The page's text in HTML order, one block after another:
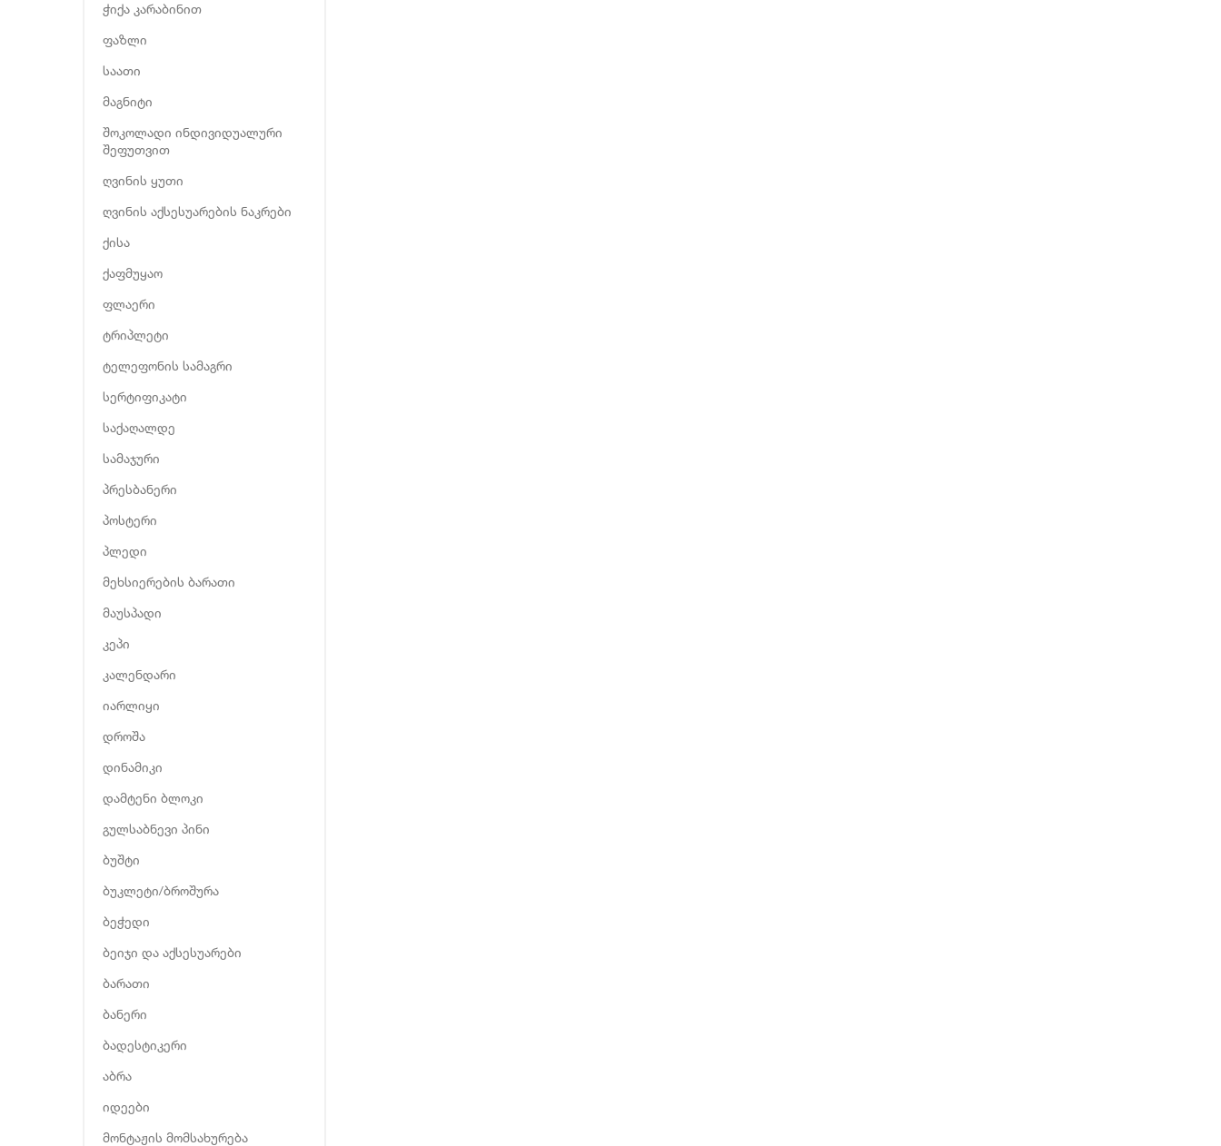
ჭიქა კარაბინით
ფაზლი
საათი
მაგნიტი
შოკოლადი ინდივიდუალური
შეფუთვით
ღვინის ყუთი
ღვინის აქსესუარების ნაკრები
ქისა
ქაფმუყაო
ფლაერი
ტრიპლეტი
ტელეფონის სამაგრი
სერტიფიკატი
საქაღალდე
სამაჯური
პრესბანერი
პოსტერი
პლედი
მეხსიერების ბარათი
მაუსპადი
კეპი
კალენდარი
იარლიყი
დროშა
დინამიკი
დამტენი ბლოკი
გულსაბნევი პინი
ბუშტი
ბუკლეტი/ბროშურა
ბეჭედი
ბეიჯი და აქსესუარები
ბარათი
ბანერი
ბადესტიკერი
აბრა
იდეები
მონტაჟის მომსახურება